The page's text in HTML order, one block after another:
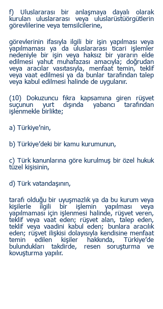
f) Uluslararası bir anlaşmaya dayalı olarak
kurulan uluslararası veya uluslarüstüörgütlerin
görevlilerine veya temsilcilerine,
görevlerinin ifasıyla ilgili bir işin yapılması veya
yapılmaması ya da uluslararası ticari işlemler
nedeniyle bir işin veya haksız bir yararın elde
edilmesi yahut muhafazası amacıyla; doğrudan
veya aracılar vasıtasıyla, menfaat temin, teklif
veya vaat edilmesi ya da bunlar tarafından talep
veya kabul edilmesi halinde de uygulanır.
(10) Dokuzuncu fıkra kapsamına giren rüşvet
suçunun yurt dışında yabancı tarafından
işlenmekle birlikte;
a) Türkiye’nin,
b) Türkiye’deki bir kamu kurumunun,
c) Türk kanunlarına göre kurulmuş bir özel hukuk
tüzel kişisinin,
d) Türk vatandaşının,
tarafı olduğu bir uyuşmazlık ya da bu kurum veya
kişilerle ilgili bir işlemin yapılması veya
yapılmaması için işlenmesi halinde, rüşvet veren,
teklif veya vaat eden; rüşvet alan, talep eden,
teklif veya vaadini kabul eden; bunlara aracılık
eden; rüşvet ilişkisi dolayısıyla kendisine menfaat
temin edilen kişiler hakkında, Türkiye’de
bulundukları takdirde, resen soruşturma ve
kovuşturma yapılır.